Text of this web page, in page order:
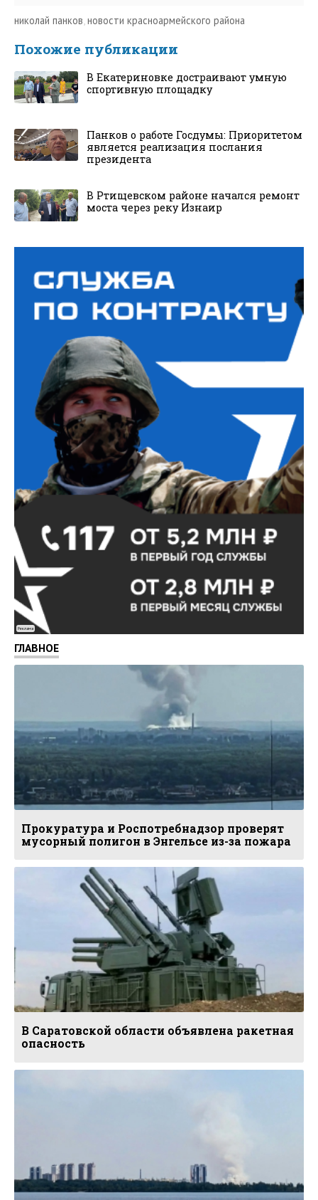
николай панков новости красноармейского района
Похожие публикации
В Екатериновке достраивают умную
спортивную площадку
Панков о работе Госдумы: Приоритетом
является реализация послания
президента
В Ртищевском районе начался ремонт
моста через реку Изнаир
Реклама
ГЛАВНОЕ
Прокуратура и Роспотребнадзор проверят
мусорный полигон в Энгельсе из-за пожара
В Саратовской области объявлена ракетная
опасность